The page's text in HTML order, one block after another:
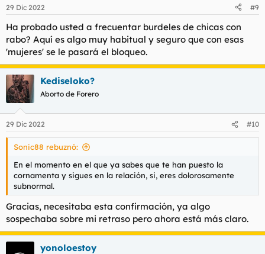
e
:
29 Dic 2022 #9
Ha probado usted a frecuentar burdeles de chicas con
rabo? Aquí es algo muy habitual y seguro que con esas
'mujeres' se le pasará el bloqueo.
Kediseloko?
Aborto de Forero
29 Dic 2022 #10
Sonic88 rebuznó:
En el momento en el que ya sabes que te han puesto la
cornamenta y sigues en la relación, si, eres dolorosamente
subnormal.
Gracias, necesitaba esta confirmación, ya algo
sospechaba sobre mi retraso pero ahora está más claro.
yonoloestoy